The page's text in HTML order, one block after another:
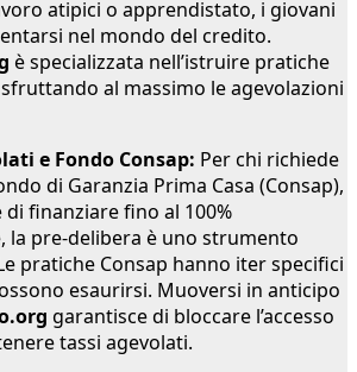
atipici o apprendistato, i giovani
nel mondo del credito.
è specializzata nell’istruire pratiche
al massimo le agevolazioni
e Fondo Consap: Per chi richiede
di Garanzia Prima Casa (Consap),
finanziare fino al 100%
la pre-delibera è uno strumento
pratiche Consap hanno iter specifici
esaurirsi. Muoversi in anticipo
garantisce di bloccare l’accesso
tassi agevolati.